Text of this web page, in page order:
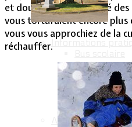
Informations
Numéros
Numéros
Conciliateur
TIPI :
Associations
et douleurs à l’extrémité
vous torturaient encore plus
vous vous approchiez de la
réchauffer.